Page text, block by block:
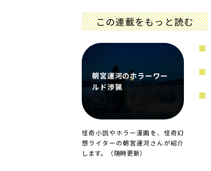
この連載をもっと読む
朝宮運河のホラーワー
ルド渉猟
怪奇小説やホラー漫画を、怪奇幻
想ライターの朝宮運河さんが紹介
します。（随時更新）